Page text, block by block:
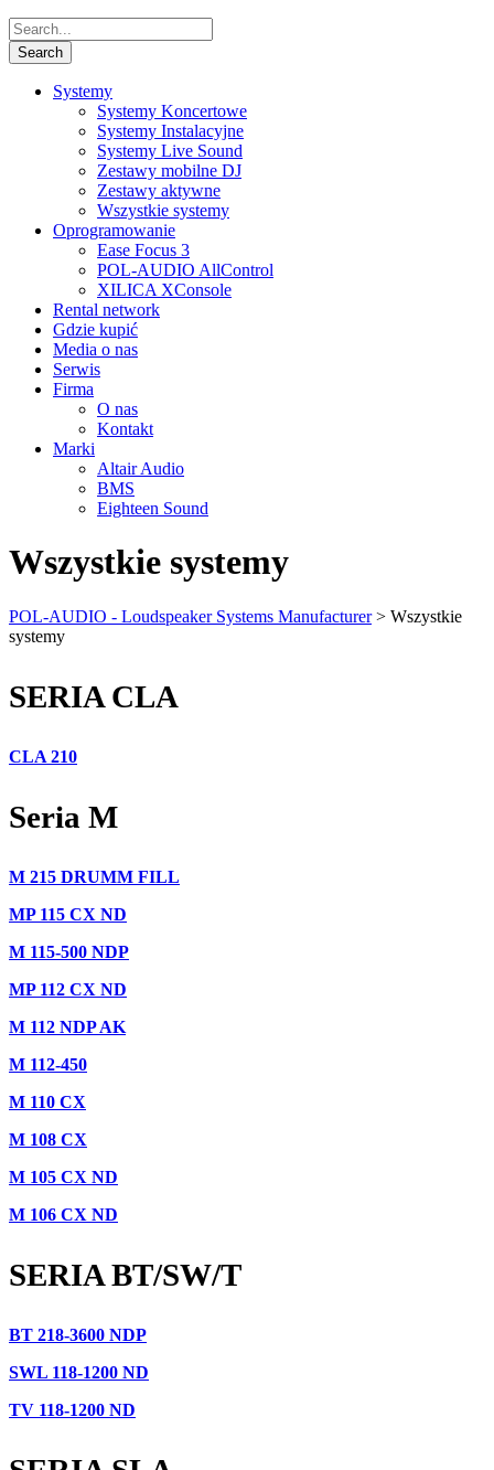
Systemy
Systemy Koncertowe
Systemy Instalacyjne
Systemy Live Sound
Zestawy mobilne DJ
Zestawy aktywne
Wszystkie systemy
Oprogramowanie
Ease Focus 3
POL-AUDIO AllControl
XILICA XConsole
Rental network
Gdzie kupić
Media o nas
Serwis
Firma
O nas
Kontakt
Marki
Altair Audio
BMS
Eighteen Sound
Wszystkie systemy
POL-AUDIO - Loudspeaker Systems Manufacturer> Wszystkie
systemy
SERIA CLA
CLA 210
Seria M
M 215 DRUMM FILL
MP 115 CX ND
M 115-500 NDP
MP 112 CX ND
M 112 NDP AK
M 112-450
M 110 CX
M 108 CX
M 105 CX ND
M 106 CX ND
SERIA BT/SW/T
BT 218-3600 NDP
SWL 118-1200 ND
TV 118-1200 ND